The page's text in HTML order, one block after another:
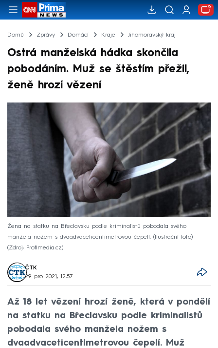
Domů Zprávy Domácí Kraje Jihomoravský kraj
Ostrá manželská hádka skončila
pobodáním. Muž se štěstím přežil,
ženě hrozí vězení
Žena na statku na Břeclavsku podle kriminalistů pobodala svého
manžela nožem s dvaadvaceticentimetrovou čepelí. (Ilustrační foto)
Zdroj: Profimedia.cz
ČTK
29. pro 2021, 12:57
Až 18 let vězení hrozí ženě, která v pondělí
na statku na Břeclavsku podle kriminalistů
pobodala svého manžela nožem s
dvaadvaceticentimetrovou čepelí. Muž